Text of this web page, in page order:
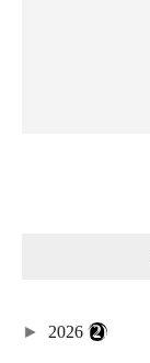
► 2026 (2)